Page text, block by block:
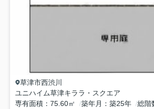
草津市西渋川
ユニハイム草津キララ・スクエア
専有面積
75.60㎡ 築年月 築25年 総階